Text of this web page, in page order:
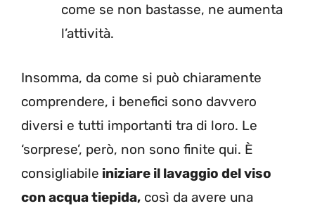
come se non bastasse, ne aumenta
l’attività.
Insomma, da come si può chiaramente
comprendere, i benefici sono davvero
diversi e tutti importanti tra di loro. Le
‘sorprese’, però, non sono finite qui. È
consigliabile iniziare il lavaggio del viso
con acqua tiepida, così da avere una